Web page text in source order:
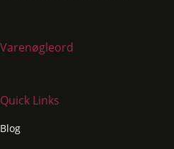
Varenøgleord
Quick Links
Blog